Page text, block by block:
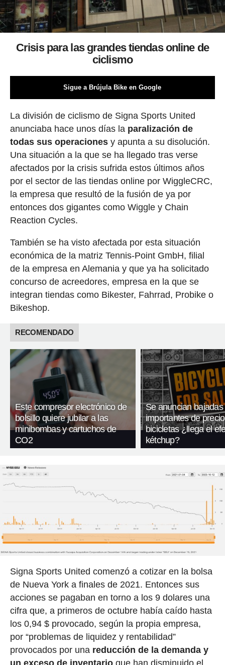
Crisis para las grandes tiendas online de
ciclismo
Sigue a Brújula Bike en Google
La división de ciclismo de Signa Sports United
anunciaba hace unos días la paralización de
todas sus operacionesy apunta a su disolución.
Una situación a la que se ha llegado tras verse
afectados por la crisis sufrida estos últimos años
por el sector de las tiendas online por WiggleCRC,
la empresa que resultó de la fusión de ya por
entonces dos gigantes como Wiggle y Chain
Reaction Cycles.
También se ha visto afectada por esta situación
económica de la matriz Tennis-Point GmbH, filial
de la empresa en Alemania y que ya ha solicitado
concurso de acreedores, empresa en la que se
integran tiendas como Bikester, Fahrrad, Probike o
Bikeshop.
RECOMENDADO
Este compresor electrónico de
bolsillo quiere jubilar a las
minibombas y cartuchos de
CO2
Se anuncian bajadas
importantes de
bicicletas ¿llega el
kétchup?
Signa Sports United comenzó a cotizar en la bolsa
de Nueva York a finales de 2021. Entonces sus
acciones se pagaban en torno a los 9 dolares una
cifra que, a primeros de octubre había caído hasta
los 0,94 $ provocado, según la propia empresa,
por “problemas de liquidez y rentabilidad”
provocados por una reducción de la demanda y
un exceso de inventarioque han disminuido el